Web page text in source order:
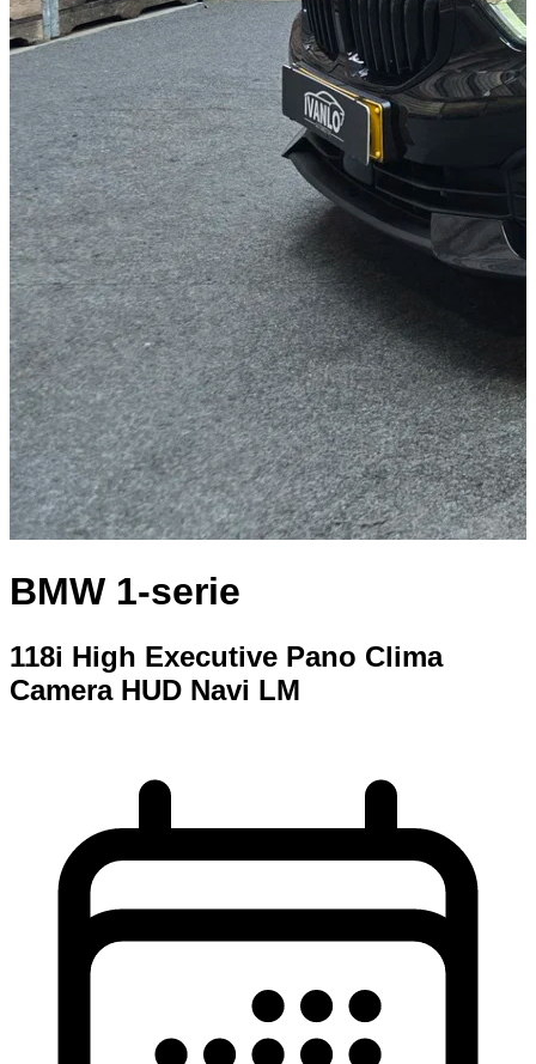
BMW 1-serie
118i High Executive Pano Clima
Camera HUD Navi LM